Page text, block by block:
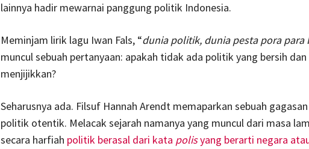
lainnya hadir mewarnai panggung politik Indonesia.
Meminjam lirik lagu Iwan Fals, “dunia politik, dunia pesta pora para
muncul sebuah pertanyaan: apakah tidak ada politik yang bersih
menjijikkan?
Seharusnya ada. Filsuf Hannah Arendt memaparkan sebuah
politik otentik. Melacak sejarah namanya yang muncul dari masa
secara harfiah politik berasal dari kata polisyang berarti negara